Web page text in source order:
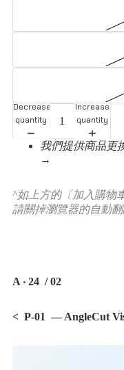
Decrease
quantity
Increase
quantity
我們提供商品更
→
^如上方的〔加入購物
請關掉瀏覽器的自動翻
A ‧ 24 / 02
< P-01 — AngleCut